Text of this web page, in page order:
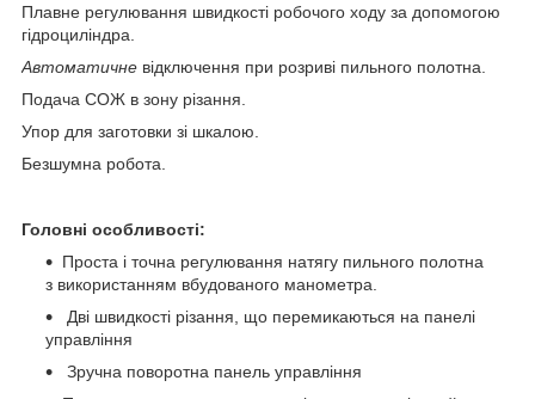
Плавне регулювання швидкості робочого ходу за допомогою
гідроциліндра.
Автоматичне відключення при розриві пильного полотна.
Подача СОЖ в зону різання.
Упор для заготовки зі шкалою.
Безшумна робота.
Головні особливості:
Проста і точна регулювання натягу пильного полотна
з використанням вбудованого манометра.
Дві швидкості різання, що перемикаються на панелі
управління
Зручна поворотна панель управління